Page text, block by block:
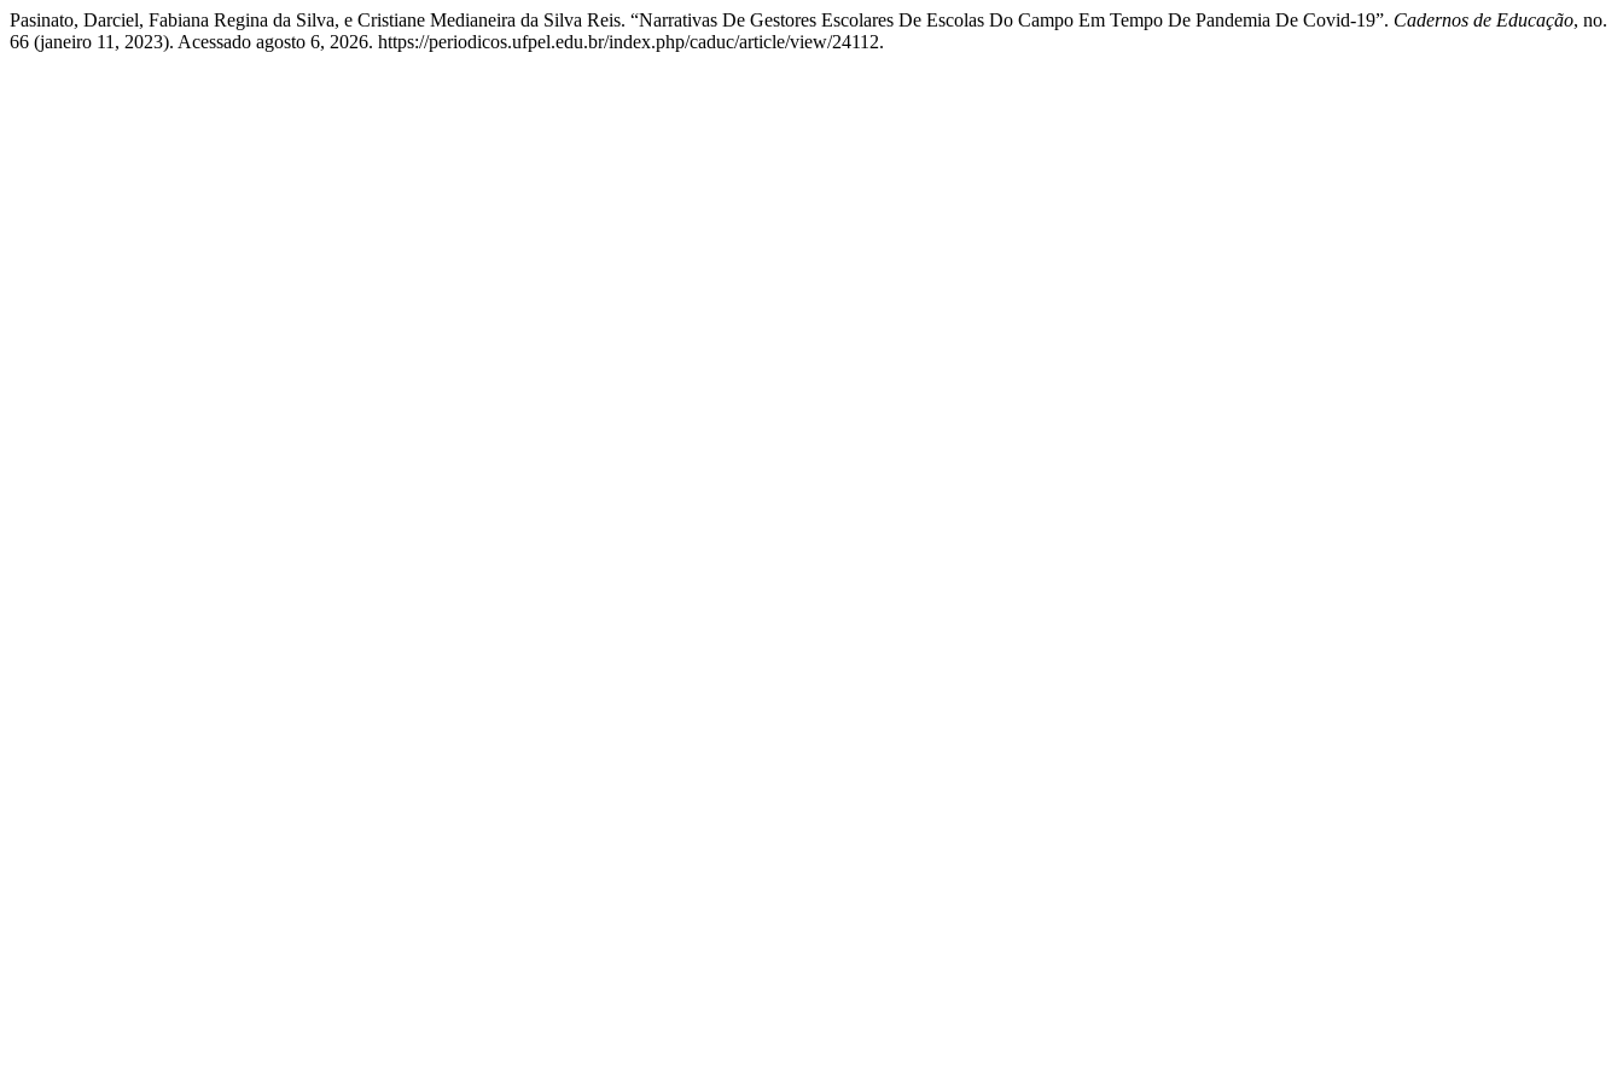
Pasinato, Darciel, Fabiana Regina da Silva, e Cristiane Medianeira da Silva Reis. “Narrativas De Gestores Escolares De Escolas Do Campo Em Tempo De Pandemia De Covid-19”. Cadernos de Educação, no.
66 (janeiro 11, 2023). Acessado agosto 6, 2026. https://periodicos.ufpel.edu.br/index.php/caduc/article/view/24112.